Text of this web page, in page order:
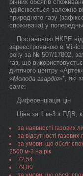
річних обсягів
здійснюється залежно
природного газу
споживача) у
Постановою НКРЕ
зареєстрованою в
року за № 507/17802,
газ, що
дитячого центру
«Молода гвардія»*, які
саме:
Диференціація цін
Ціна за 1 м-3 з ПДВ,
за наявності газових
за відсутності газових
за умови, що обсяг
2500 м-3 на рік
72,54
79,80